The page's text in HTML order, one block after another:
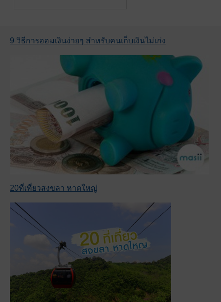
9 วิธีการออมเงินง่ายๆ สำหรับคนเก็บเงินไม่เก่ง
20ที่เที่ยวสงขลา หาดใหญ่